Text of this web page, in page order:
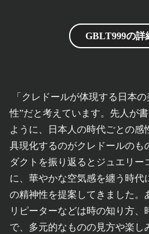
GBLT999の詳
「クレドールが体現する日本
性”だと考えています。先人が
ように、日本人の時代ごとの感
具現化するのがクレドールのも
ダクトを振り返るとジュエリー
に、華やかな空気感を纏う時代
の精神性を提案してきました。
リピーターなどは時の知り方、
で、多元的なものの見方や楽し